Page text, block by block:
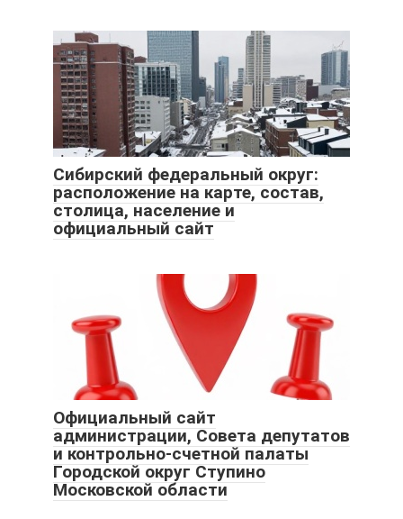
Сибирский федеральный округ:
расположение на карте, состав,
столица, население и
официальный сайт
Официальный сайт
администрации, Совета депутатов
и контрольно-счетной палаты
Городской округ Ступино
Московской области